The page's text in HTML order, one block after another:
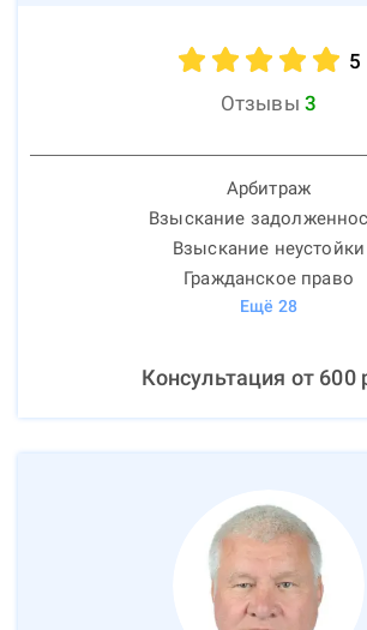
5
Отзывы 3
Арбитраж
Взыскание
Взыскание неустойки
Гражданское право
Ещё 28
Консультация от 600